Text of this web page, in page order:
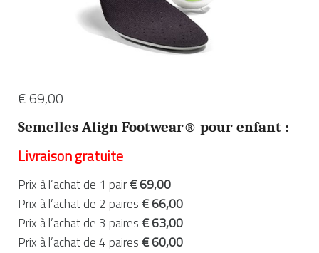
€69,00
Semelles Align Footwear® pour enfant :
Livraison gratuite
Prix à l’achat de 1 pair€ 69,00
Prix à l’achat de 2 paires€ 66,00
Prix à l’achat de 3 paires€ 63,00
Prix à l’achat de 4 paires€ 60,00